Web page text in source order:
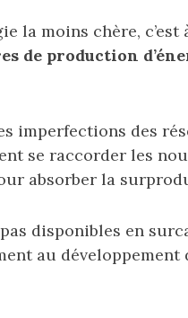
la moins chère, c’est
de production
imperfections des
se raccorder les
absorber la
disponibles en
au développement